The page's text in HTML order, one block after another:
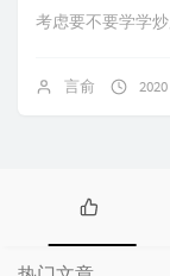
考虑要不要学学
言俞
热
门